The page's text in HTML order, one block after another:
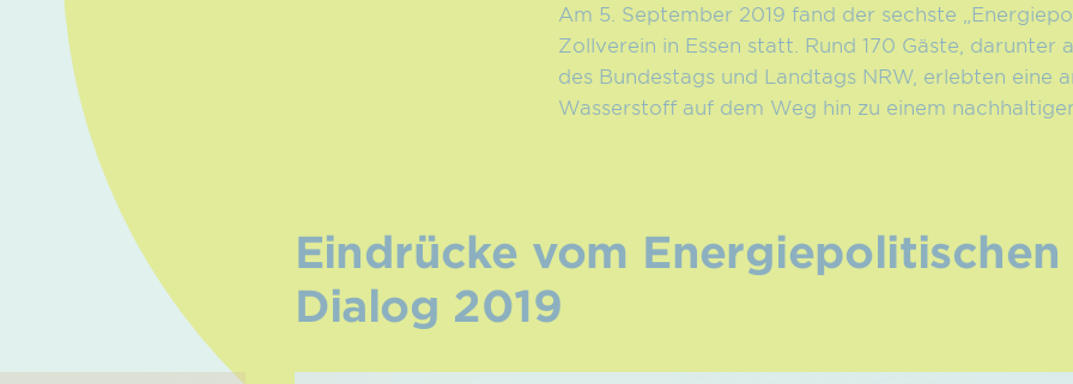
Am 5. September 2019 fand der sechste
Zollverein in Essen statt. Rund 170 Gäste,
des Bundestags und Landtags NRW, erlebten eine
Wasserstoff auf dem Weg hin zu einem
Eindrücke vom Energiepolitischen
Dialog 2019